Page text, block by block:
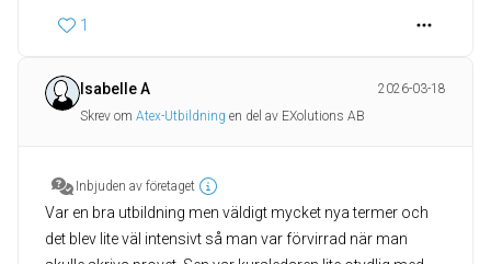
1
Isabelle A
2026-03-18
Skrev om Atex-Utbildning en del av EXolutions AB
Inbjuden av företaget
Var en bra utbildning men väldigt mycket nya termer och
det blev lite väl intensivt så man var förvirrad när man